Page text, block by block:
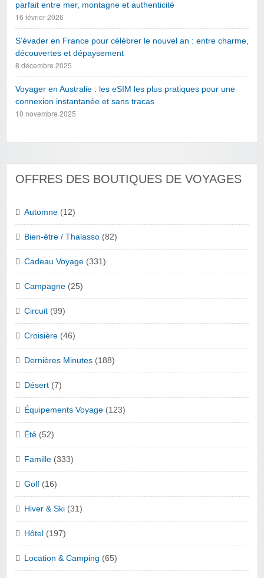
parfait entre mer, montagne et authenticité
16 février 2026
S’évader en France pour célébrer le nouvel an : entre charme,
découvertes et dépaysement
8 décembre 2025
Voyager en Australie : les eSIM les plus pratiques pour une
connexion instantanée et sans tracas
10 novembre 2025
OFFRES DES BOUTIQUES DE VOYAGES
Automne (12)
Bien-être / Thalasso (82)
Cadeau Voyage (331)
Campagne (25)
Circuit (99)
Croisière (46)
Dernières Minutes (188)
Désert (7)
Équipements Voyage (123)
Été (52)
Famille (333)
Golf (16)
Hiver & Ski (31)
Hôtel (197)
Location & Camping (65)